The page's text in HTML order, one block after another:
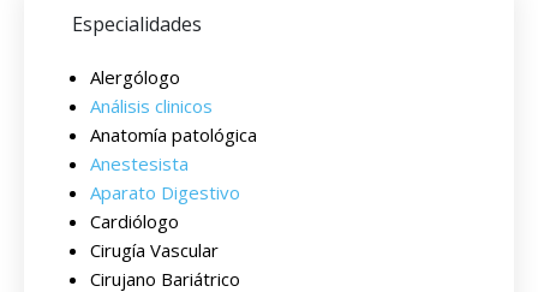
Especialidades
Alergólogo
Análisis clinicos
Anatomía patológica
Anestesista
Aparato Digestivo
Cardiólogo
Cirugía Vascular
Cirujano Bariátrico